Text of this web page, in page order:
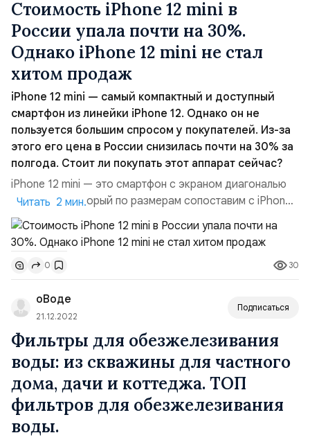
Стоимость iPhone 12 mini в
России упала почти на 30%.
Однако iPhone 12 mini не стал
хитом продаж
iPhone 12 mini — самый компактный и доступный
смартфон из линейки iPhone 12. Однако он не
пользуется большим спросом у покупателей. Из-за
этого его цена в России снизилась почти на 30% за
полгода. Стоит ли покупать этот аппарат сейчас?
iPhone 12 mini — это смартфон с экраном диагональю
5,4 дюйма, который по размерам сопоставим с iPhone
SE 2020. Он имеет тот же дизайн и характеристики,
что и другие модели iPhone 12: процессорA14 Bionic,
поддержку 5G, OLED-дисплей, Face ID, беспроводную
зарядку MagSafe и двойную основную камеру. Однако
iPhone 12 mini не стал хитом продаж. По д...
Читать 2 мин.
0 30
оВоде
21.12.2022
Подписаться
Фильтры для обезжелезивания
воды: из скважины для частного
дома, дачи и коттеджа. ТОП
фильтров для обезжелезивания
воды.